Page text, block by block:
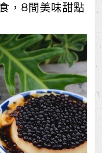
，8間美味甜點